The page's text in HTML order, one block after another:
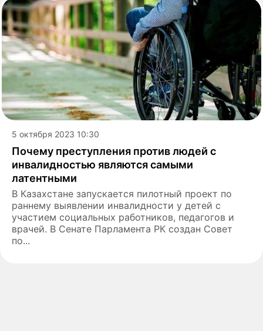
5 октября 2023 10:30
Почему преступления против людей с
инвалидностью являются самыми
латентными
В Казахстане запускается пилотный проект по
раннему выявлении инвалидности у детей с
участием социальных работников, педагогов и
врачей. В Сенате Парламента РК создан Совет
по...